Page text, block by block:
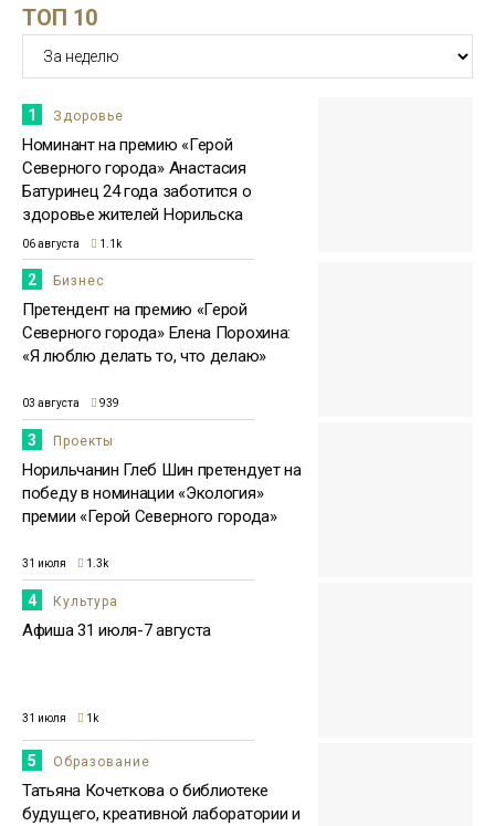
15:51
23 июля
приятно, что люди отдали за меня
голоса
ТОП 10
1 Здоровье
Номинант на премию «Герой
Северного города» Анастасия
Батуринец 24 года заботится о
здоровье жителей Норильска
06 августа 1.1k
2 Бизнес
Претендент на премию «Герой
Северного города» Елена Порохина:
«Я люблю делать то, что делаю»
03 августа 939
3 Проекты
Норильчанин Глеб Шин претендует на
победу в номинации «Экология»
премии «Герой Северного города»
31 июля 1.3k
4 Культура
Афиша 31 июля-7 августа
31 июля 1k
5 Образование
Татьяна Кочеткова о библиотеке
будущего, креативной лаборатории и